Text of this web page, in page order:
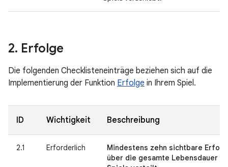
2. Erfolge
Die folgenden Checklisteneinträge beziehen sich auf die
Implementierung der Funktion Erfolge in Ihrem Spiel.
ID Wichtigkeit Beschreibung
2.1 Erforderlich
Mindestens zehn sichtbare
über die gesamte Lebensdauer